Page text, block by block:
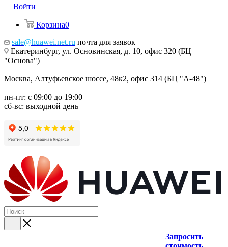
Войти
Корзина0
sale@huawei.net.ru почта для заявок
Екатеринбург, ул. Основинская, д. 10, офис 320 (БЦ
"Основа")
Москва, Алтуфьевское шоссе, 48к2, офис 314 (БЦ "А-48")
пн-пт: с 09:00 до 19:00
сб-вс: выходной день
Запросить